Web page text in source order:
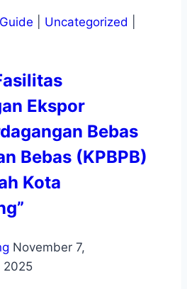
Uncategorized
Ekspor
Bebas
Bebas (KPBPB)
Kota
November 7,
2025